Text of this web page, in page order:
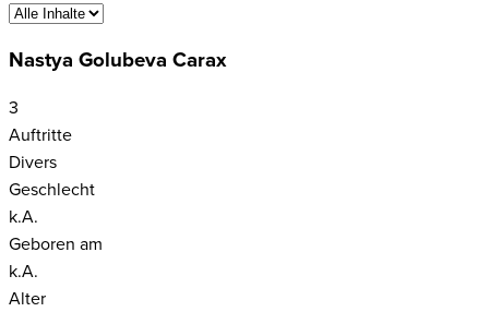
Nastya Golubeva Carax
3
Auftritte
Divers
Geschlecht
k.A.
Geboren am
k.A.
Alter